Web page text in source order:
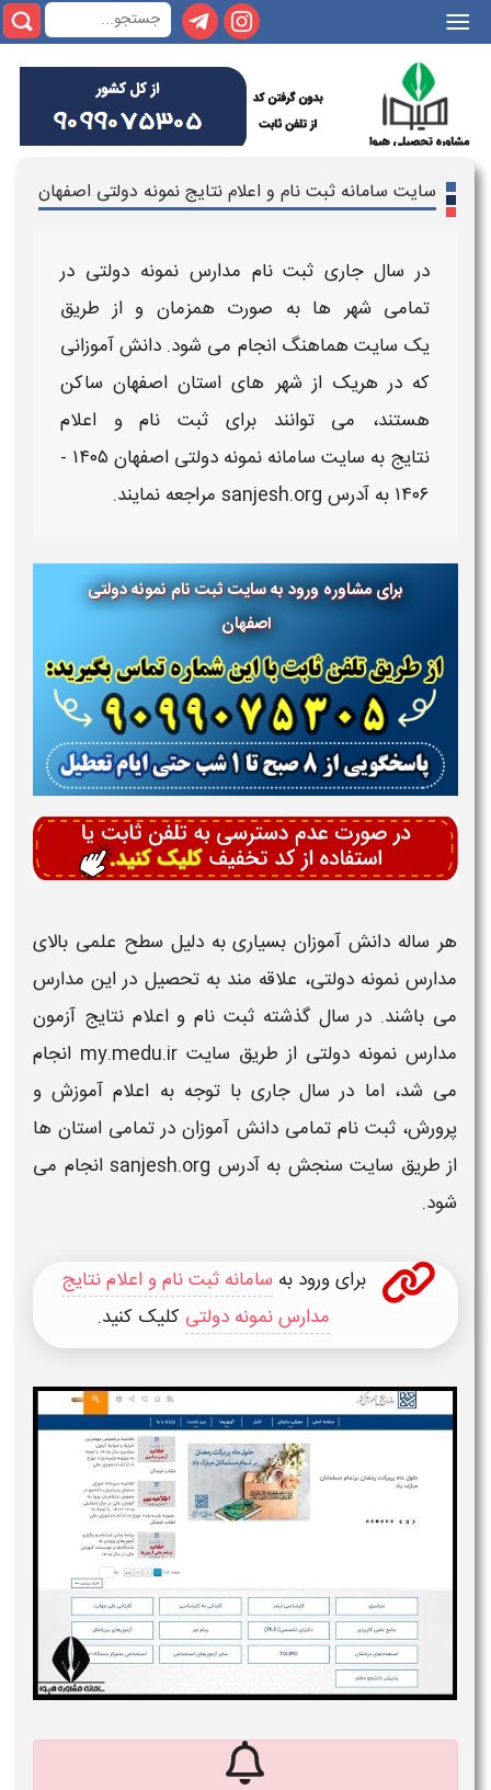
|||
سایت سامانه ثبت نام و اعلام نتایج نمونه دولتی اصفهان
در سال جاری ثبت نام مدارس نمونه دولتی در
تمامی شهر ها به صورت همزمان و از طریق
یک سایت هماهنگ انجام می شود. دانش آموزانی
که در هریک از شهر های استاناصفهان ساکن
هستند، می توانند برای ثبت نام و اعلام
نتایج به
سایت سامانه نمونه دولتی اصفهان ​​۱۴۰۵ -
۱۴۰۶ به آدرس
sanjesh.org مراجعه نمایند.
برای مشاوره ورود به سایت ثبت نام نمونه دولتی
اصفهان
هر ساله دانش آموزان بسیاری به دلیل سطح علمی بالای
مدارس نمونه دولتی، علاقه مند به تحصیل در این مدارس
می باشند. در سال گذشته ثبت نام و اعلام نتایج آزمون
مدارس نمونه دولتی از طریق سایت my.medu.ir انجام
می شد، اما در سال جاری با توجه به اعلام آموزش و
پرورش،ثبت نامتمامی دانش آموزان در تمامی استان ها
از طریق سایت سنجش به آدرس sanjesh.org انجام می
شود.
برای ورود به سامانه ثبت نام و اعلام نتایج
مدارس نمونه دولتی کلیک کنید.